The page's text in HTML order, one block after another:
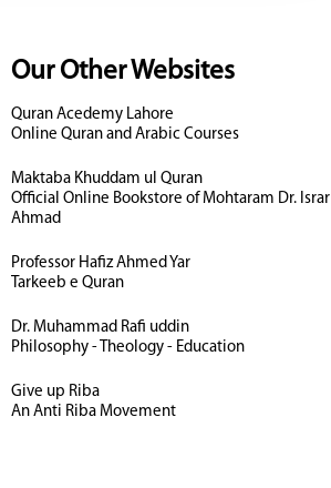
Our Other Websites
Quran Acedemy Lahore
Online Quran and Arabic Courses
Maktaba Khuddam ul Quran
Official Online Bookstore of Mohtaram Dr. Israr
Ahmad
Professor Hafiz Ahmed Yar
Tarkeeb e Quran
Dr. Muhammad Rafi uddin
Philosophy - Theology - Education
Give up Riba
An Anti Riba Movement